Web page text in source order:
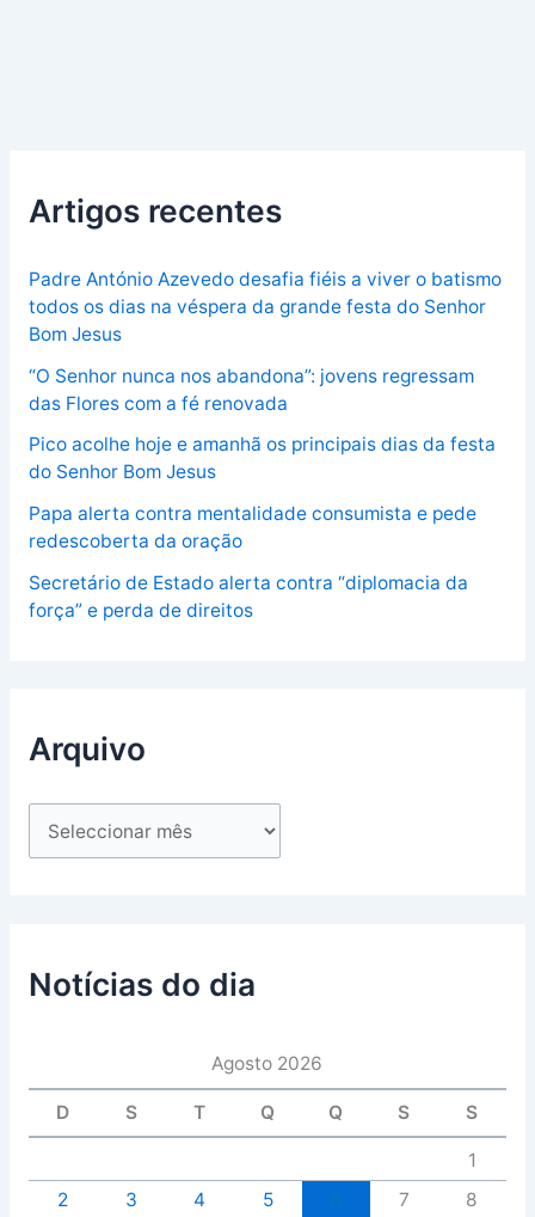
Artigos recentes
Padre António Azevedo desafia fiéis a viver o batismo
todos os dias na véspera da grande festa do Senhor
Bom Jesus
“O Senhor nunca nos abandona”: jovens regressam
das Flores com a fé renovada
Pico acolhe hoje e amanhã os principais dias da festa
do Senhor Bom Jesus
Papa alerta contra mentalidade consumista e pede
redescoberta da oração
Secretário de Estado alerta contra “diplomacia da
força” e perda de direitos
Arquivo
Notícias do dia
Agosto 2026
D S T Q Q S S
1
2
3 4 5 7
8